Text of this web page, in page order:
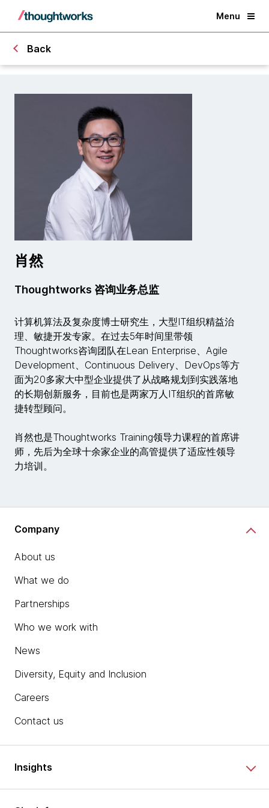
Menu
Back
肖然
Thoughtworks 咨询业务总监
计算机算法及复杂度博士研究生，大型IT组织精益治
理、敏捷开发专家。在过去5年时间里带领
Thoughtworks咨询团队在Lean Enterprise、Agile
Development、Continuous Delivery、DevOps等方
面为20多家大中型企业提供了从战略规划到实践落地
的长期创新服务，目前也是两家万人IT组织的首席敏
捷转型顾问。
肖然也是Thoughtworks Training领导力课程的首席讲
师，先后为全球十余家企业的高管提供了适应性领导
力培训。
Company
About us
What we do
Partnerships
Who we work with
News
Diversity, Equity and Inclusion
Careers
Contact us
Insights